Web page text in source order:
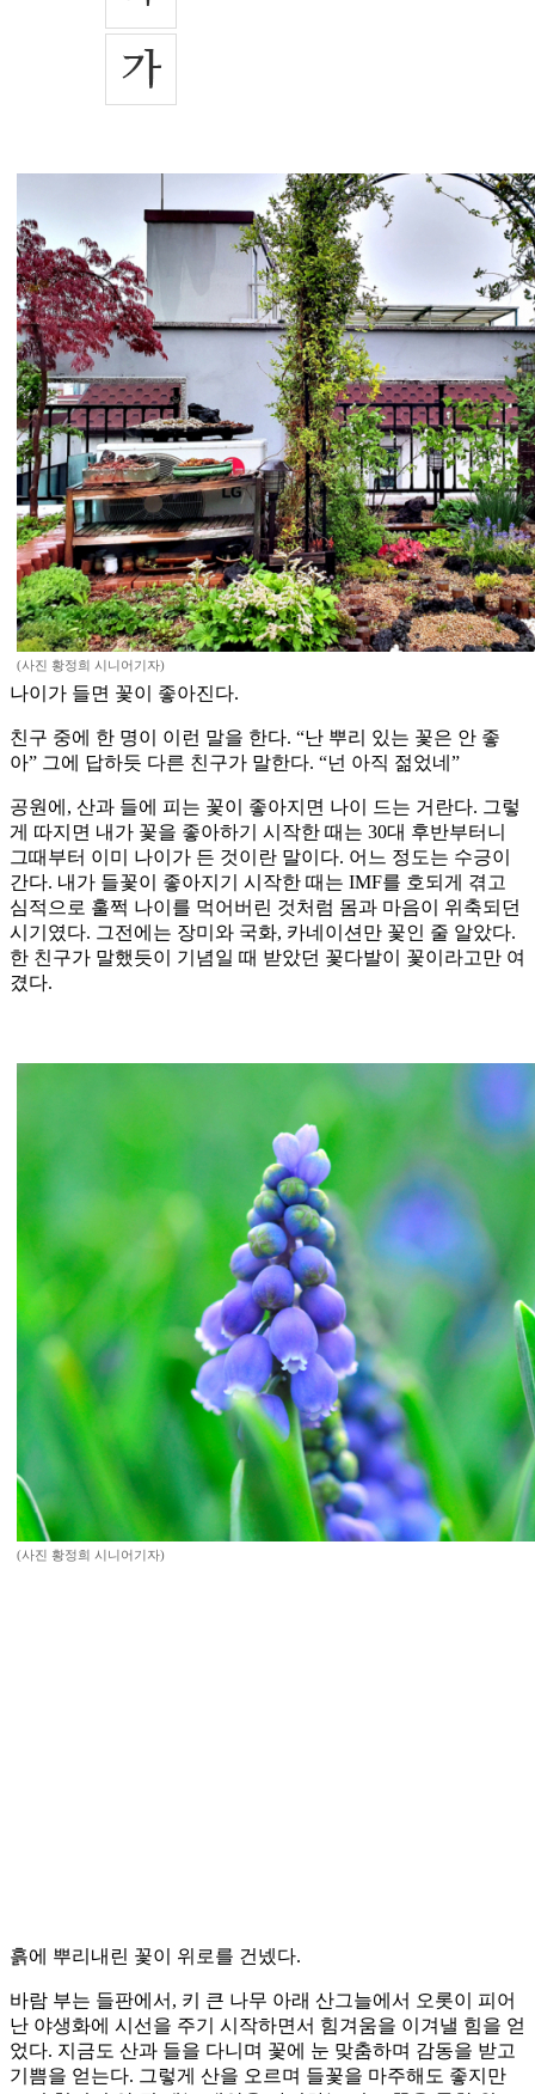
(사진 황정희 시니어기자)
나이가 들면 꽃이 좋아진다.
친구 중에 한 명이 이런 말을 한다. “난 뿌리 있는 꽃은 안 좋
아” 그에 답하듯 다른 친구가 말한다. “넌 아직 젊었네”
공원에, 산과 들에 피는 꽃이 좋아지면 나이 드는 거란다. 그렇
게 따지면 내가 꽃을 좋아하기 시작한 때는 30대 후반부터니
그때부터 이미 나이가 든 것이란 말이다. 어느 정도는 수긍이
간다. 내가 들꽃이 좋아지기 시작한 때는 IMF를 호되게 겪고
심적으로 훌쩍 나이를 먹어버린 것처럼 몸과 마음이 위축되던
시기였다. 그전에는 장미와 국화, 카네이션만 꽃인 줄 알았다.
한 친구가 말했듯이 기념일 때 받았던 꽃다발이 꽃이라고만 여
겼다.
(사진 황정희 시니어기자)
흙에 뿌리내린 꽃이 위로를 건넸다.
바람 부는 들판에서, 키 큰 나무 아래 산그늘에서 오롯이 피어
난 야생화에 시선을 주기 시작하면서 힘겨움을 이겨낼 힘을 얻
었다. 지금도 산과 들을 다니며 꽃에 눈 맞춤하며 감동을 받고
기쁨을 얻는다. 그렇게 산을 오르며 들꽃을 마주해도 좋지만